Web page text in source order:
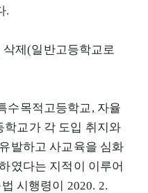
.
제(일반고등학교로
수목적고등학교, 자율
교가 각 도입 취지와
발하고 사교육을 심화
였다는 지적이 이루어
시행령이 2020. 2.